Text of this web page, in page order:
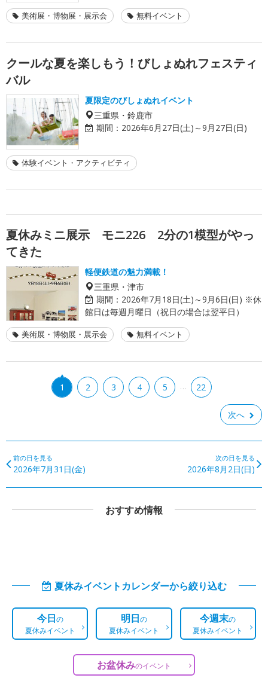
美術展・博物展・展示会 無料イベント
クールな夏を楽しもう！びしょぬれフェスティ
バル
夏限定のびしょぬれイベント
三重県・鈴鹿市
期間： 2026年6月27日(土)～9月27日(日)
体験イベント・アクティビティ
夏休みミニ展示 モニ226 2分の1模型がやっ
てきた
軽便鉄道の魅力満載！
三重県・津市
期間： 2026年7月18日(土)～9月6日(日) ※休
館日は毎週月曜日（祝日の場合は翌平日）
美術展・博物展・展示会 無料イベント
1 2 3 4 5 … 22
次へ
前の日を見る
2026年7月31日(金)
次の日を見る
2026年8月2日(日)
おすすめ情報
夏休みイベントカレンダーから絞り込む
今日の
夏休みイベント
明日の
夏休みイベント
今週末の
夏休みイベント
お盆休みのイベント